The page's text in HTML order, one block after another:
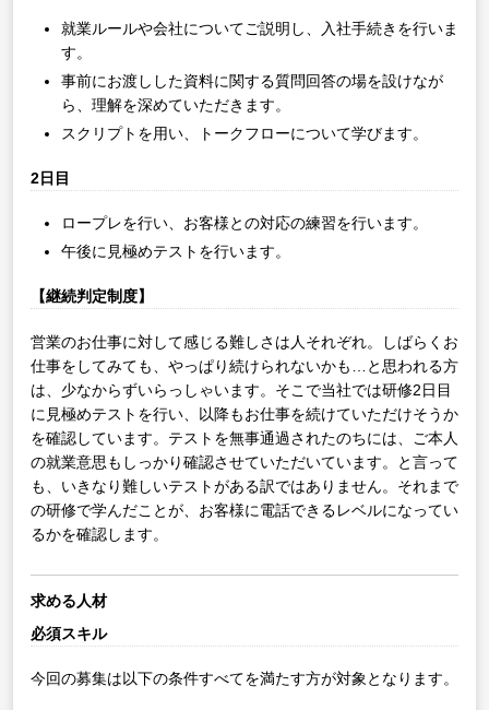
就業ルールや会社についてご説明し、入社手続きを行いま
す。
事前にお渡しした資料に関する質問回答の場を設けなが
ら、理解を深めていただきます。
スクリプトを用い、トークフローについて学びます。
2日目
ロープレを行い、お客様との対応の練習を行います。
午後に見極めテストを行います。
【継続判定制度】
営業のお仕事に対して感じる難しさは人それぞれ。しばらくお
仕事をしてみても、やっぱり続けられないかも…と思われる方
は、少なからずいらっしゃいます。そこで当社では研修2日目
に見極めテストを行い、以降もお仕事を続けていただけそうか
を確認しています。テストを無事通過されたのちには、ご本人
の就業意思もしっかり確認させていただいています。と言って
も、いきなり難しいテストがある訳ではありません。それまで
の研修で学んだことが、お客様に電話できるレベルになってい
るかを確認します。
求める人材
必須スキル
今回の募集は以下の条件すべてを満たす方が対象となります。